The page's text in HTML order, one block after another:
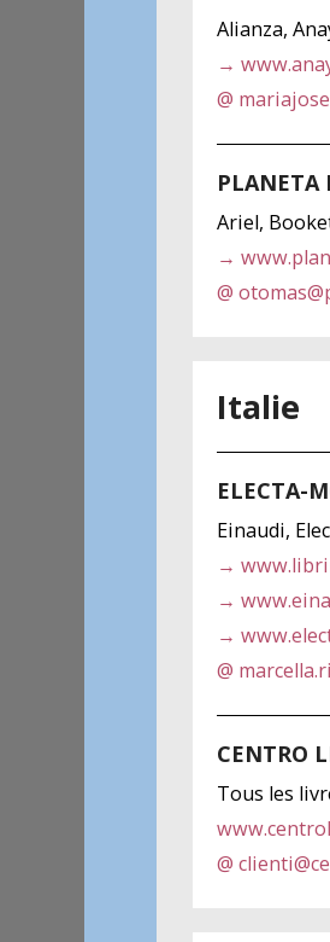
Alianza,
→
@
PLANETA
Ariel,
→
@
Italie
ELECTA-
Einaudi,
→
→
→
@
CENTRO
Tous les
@